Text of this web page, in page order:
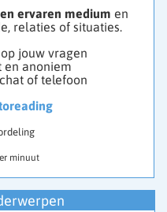
ervaren medium en
relaties of situaties.
jouw vragen
en anoniem
of telefoon
minuut